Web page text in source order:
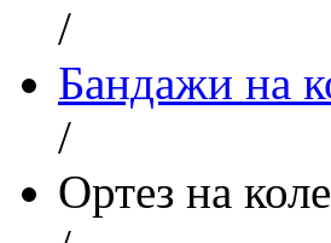
/
Бандажи на
/
Ортез на